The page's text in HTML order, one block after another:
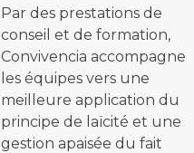
Par des prestations de
conseil et de formation,
Convivencia accompagne
les équipes vers une
meilleure application du
principe de laïcité et une
gestion apaisée du fait